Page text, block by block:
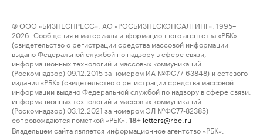
© ООО «БИЗНЕСПРЕСС», АО «РОСБИЗНЕСКОНСАЛТИНГ», 1995–
2026. Сообщения и материалы информационного агентства «РБК»
(свидетельство о регистрации средства массовой информации
выдано Федеральной службой по надзору в сфере связи,
информационных технологий и массовых коммуникаций
(Роскомнадзор) 09.12.2015 за номером ИА №ФС77-63848) и сетевого
издания «РБК» (свидетельство о регистрации средства массовой
информации выдано Федеральной службой по надзору в сфере связи,
информационных технологий и массовых коммуникаций
(Роскомнадзор) 03.12.2021 за номером ЭЛ №ФС77-82385)
сопровождаются пометкой «РБК».
18+ letters@rbc.ru
Владельцем сайта является информационное агентство «РБК».